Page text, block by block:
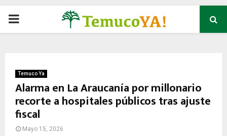
P
M
A
Temuco Ya
Alarma en La Araucanía por millonario
recorte a hospitales públicos tras ajuste
fiscal
Mayo 15, 2026